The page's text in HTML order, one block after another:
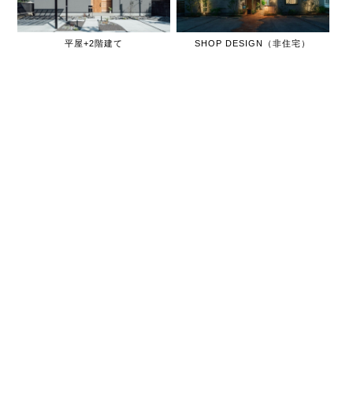
平屋+2階建て SHOP DESIGN（非住宅）